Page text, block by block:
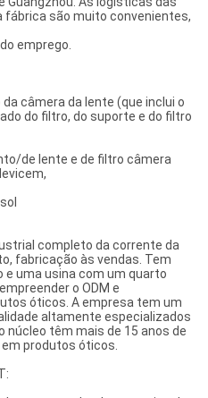
fábrica são muito convenientes,
emprego.
câmera da lente (que inclui o
do filtro, do suporte e do filtro
de lente e de filtro câmera
completo da corrente da
fabricação às vendas. Tem
e uma usina com um quarto
o ODM e
óticos. A empresa tem um
altamente especializados
núcleo têm mais de 15 anos de
produtos óticos.